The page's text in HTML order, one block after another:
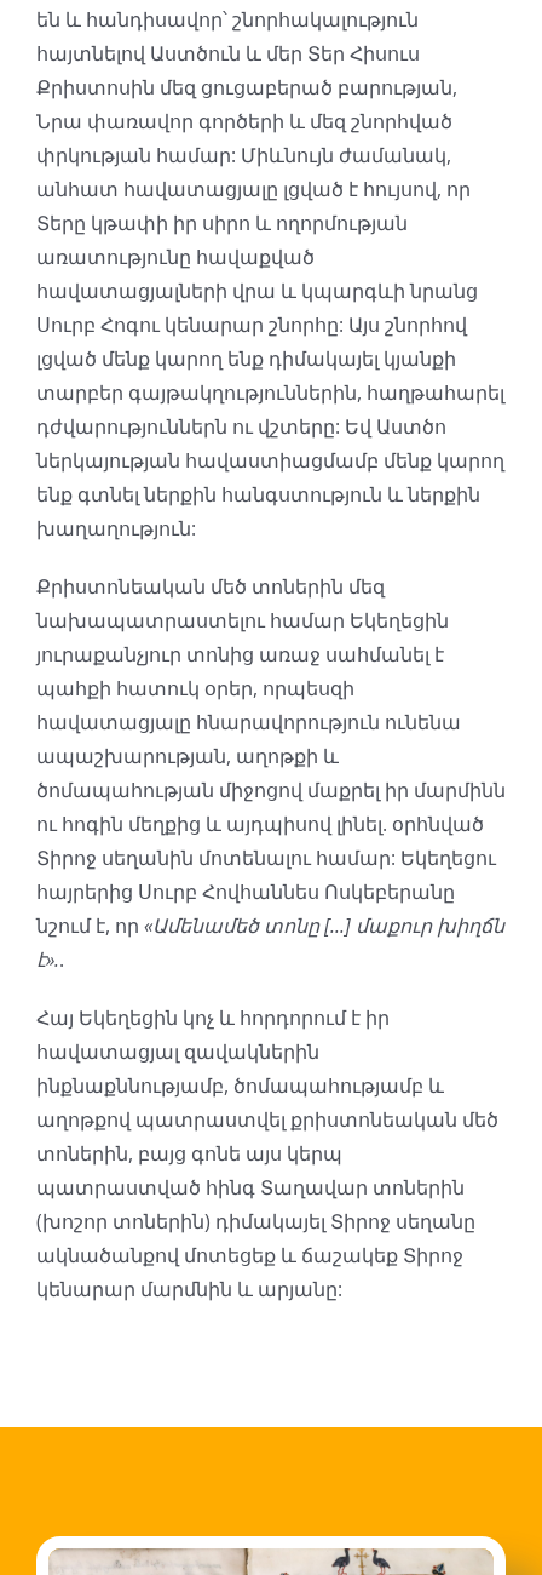
են և հանդիսավոր՝ շնորհակալություն
հայտնելով Աստծուն և մեր Տեր Հիսուս
Քրիստոսին մեզ ցուցաբերած բարության,
Նրա փառավոր գործերի և մեզ շնորհված
փրկության համար: Միևնույն ժամանակ,
անհատ հավատացյալը լցված է հույսով, որ
Տերը կթափի իր սիրո և ողորմության
առատությունը հավաքված
հավատացյալների վրա և կպարգևի նրանց
Սուրբ Հոգու կենարար շնորհը: Այս շնորհով
լցված մենք կարող ենք դիմակայել կյանքի
տարբեր գայթակղություններին, հաղթահարել
դժվարություններն ու վշտերը: Եվ Աստծո
ներկայության հավաստիացմամբ մենք կարող
ենք գտնել ներքին հանգստություն և ներքին
խաղաղություն:
Քրիստոնեական մեծ տոներին մեզ
նախապատրաստելու համար Եկեղեցին
յուրաքանչյուր տոնից առաջ սահմանել է
պահքի հատուկ օրեր, որպեսզի
հավատացյալը հնարավորություն ունենա
ապաշխարության, աղոթքի և
ծոմապահության միջոցով մաքրել իր մարմինն
ու հոգին մեղքից և այդպիսով լինել. օրհնված
Տիրոջ սեղանին մոտենալու համար: Եկեղեցու
հայրերից Սուրբ Հովհաննես Ոսկեբերանը
նշում է, որ «Ամենամեծ տոնը [...] մաքուր խիղճն
է»..
Հայ Եկեղեցին կոչ և հորդորում է իր
հավատացյալ զավակներին
ինքնաքննությամբ, ծոմապահությամբ և
աղոթքով պատրաստվել քրիստոնեական մեծ
տոներին, բայց գոնե այս կերպ
պատրաստված հինգ Տաղավար տոներին
(խոշոր տոներին) դիմակայել Տիրոջ սեղանը
ակնածանքով մոտեցեք և ճաշակեք Տիրոջ
կենարար մարմնին և արյանը: